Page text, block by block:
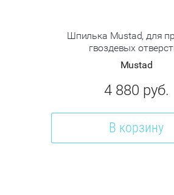
Шпилька Mustad, для
гвоздевых
Mustad
4 880 руб.
В корзину